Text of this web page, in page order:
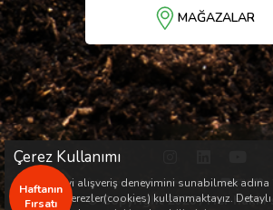
MAĞAZALAR
Haftanın
Fırsatı
© Copyright 2026 / Her hakkı
Çerez Kullanımı
Sizlere en iyi alışveriş deneyimini sunabilmek adına
sitemizde çerezler(cookies) kullanmaktayız.